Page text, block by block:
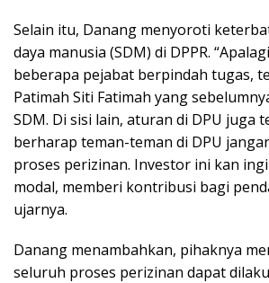
Selain itu, Danang menyoroti
daya manusia (SDM) di DPPR.
beberapa pejabat berpindah tugas,
Patimah Siti Fatimah yang
SDM. Di sisi lain, aturan di DPU juga
berharap teman-teman di DPU
proses perizinan. Investor ini kan
modal, memberi kontribusi bagi
ujarnya.
Danang menambahkan, pihaknya
seluruh proses perizinan dapat